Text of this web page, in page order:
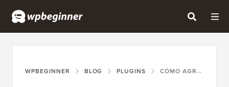
WPBEGINNER BLOG PLUGINS CÓMO AGREGUÉ BOTONES PARA COMPARTIR EN WHATSAPP EN WORDPRESS (FÁCIL Y GRATIS)